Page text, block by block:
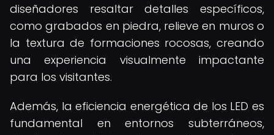
diseñadores resaltar detalles específicos,
como grabados en piedra, relieve en muros o
la textura de formaciones rocosas, creando
una experiencia visualmente impactante
para los visitantes.
Además, la eficiencia energética de los LED es
fundamental en entornos subterráneos,